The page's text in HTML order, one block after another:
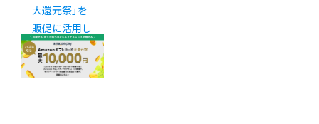
大還元祭」を
販促に活用し
ましょう！